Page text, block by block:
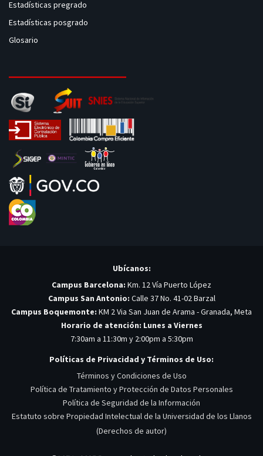
Estadísticas pregrado
Estadísticas posgrado
Glosario
Ubícanos:
Campus Barcelona: Km. 12 Vía Puerto López
Campus San Antonio: Calle 37 No. 41-02 Barzal
Campus Boquemonte: KM 2 Via San Juan de Arama - Granada, Meta
Horario de atención: Lunes a Viernes
7:30am a 11:30m y 2:00pm a 5:30pm
Políticas de Privacidad y Términos de Uso:
Términos y Condiciones de Uso
Política de Tratamiento y Protección de Datos Personales
Política de Seguridad de la Información
Estatuto sobre Propiedad Intelectual de la Universidad de los Llanos
(Derechos de autor)